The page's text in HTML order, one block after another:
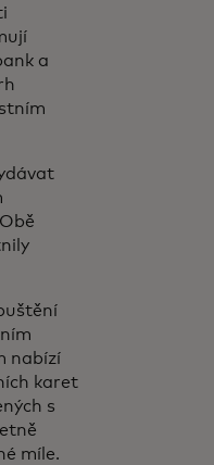
a
nabízí
karet
s
míle.